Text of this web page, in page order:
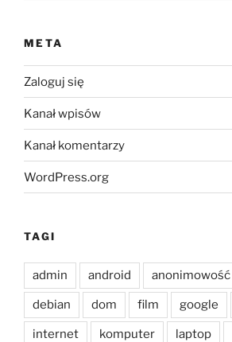
META
Zaloguj się
Kanał wpisów
Kanał komentarzy
WordPress.org
TAGI
admin android anonimowość
debian dom film google
internet komputer laptop